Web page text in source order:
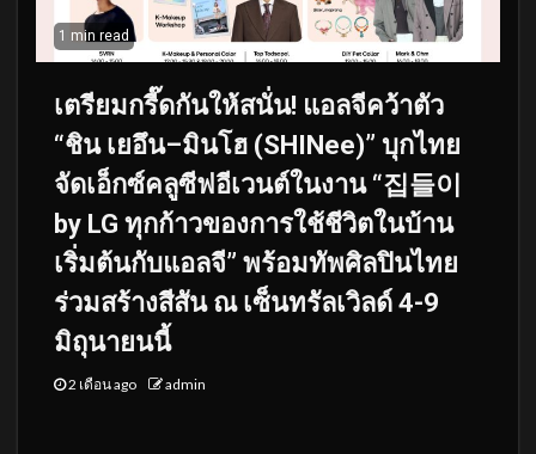
1 min read
เตรียมกรี๊ดกันให้สนั่น! แอลจีคว้าตัว
“ชิน เยอึน–มินโฮ (SHINee)” บุกไทย
จัดเอ็กซ์คลูซีฟอีเวนต์ในงาน “집들이
by LG ทุกก้าวของการใช้ชีวิตในบ้าน
เริ่มต้นกับแอลจี” พร้อมทัพศิลปินไทย
ร่วมสร้างสีสัน ณ เซ็นทรัลเวิลด์ 4-9
มิถุนายนนี้
2 เดือน ago admin